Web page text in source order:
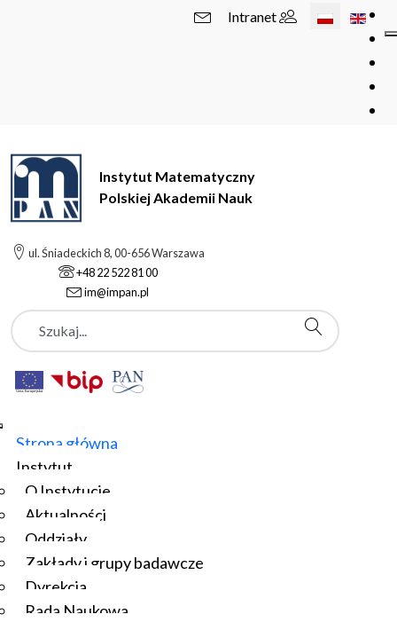
Wybierz swój
Intranet
Instytut Matematyczny
Polskiej Akademii Nauk
ul. Śniadeckich 8, 00-656 Warszawa
+48 22 522 81 00
im@impan.pl
Szukaj
Strona główna
Instytut
O Instytucie
Aktualności
Oddziały
Zakłady i grupy badawcze
Dyrekcja
Rada Naukowa